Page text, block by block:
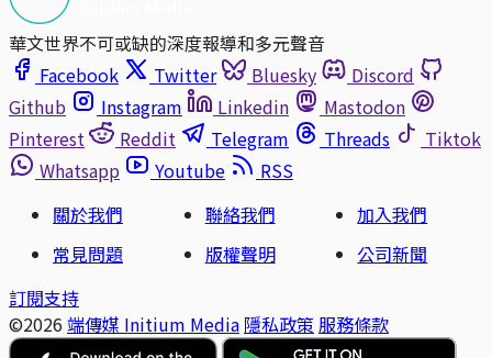
華文世界不可或缺的深度報導和多元聲音
Facebook
Twitter Bluesky
Discord
Github
Instagram Linkedin
Mastodon
Pinterest
Reddit Telegram Threads
Tiktok
Whatsapp
Youtube
RSS
關於我們
聯絡我們
加入我們
常見問題
版權聲明
公司新聞
訂閱支持
©2026 端傳媒 Initium Media 隱私政策 服務條款